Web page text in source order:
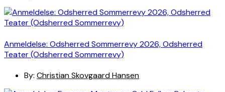
Anmeldelse: Odsherred Sommerrevy 2026, Odsherred
Teater (Odsherred Sommerrevy)
By: Christian Skovgaard Hansen